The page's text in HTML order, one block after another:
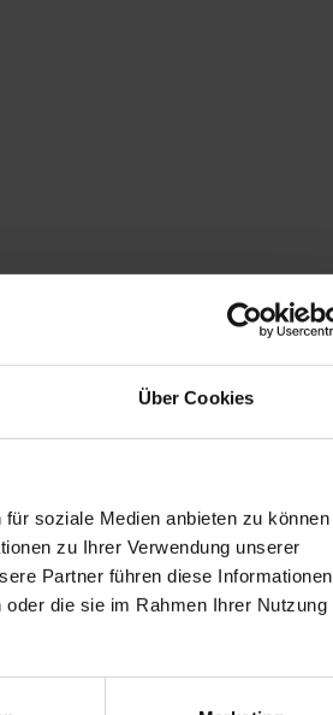
Über Cookies
soziale Medien anbieten zu können
zu Ihrer Verwendung unserer
Partner führen diese Informationen
die sie im Rahmen Ihrer Nutzung